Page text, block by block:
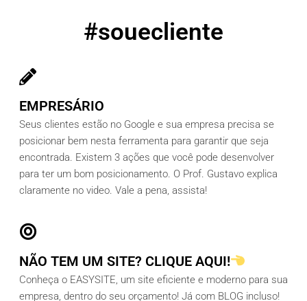
#souecliente
EMPRESÁRIO
Seus clientes estão no Google e sua empresa precisa se
posicionar bem nesta ferramenta para garantir que seja
encontrada. Existem 3 ações que você pode desenvolver
para ter um bom posicionamento. O Prof. Gustavo explica
claramente no video. Vale a pena, assista!
NÃO TEM UM SITE? CLIQUE AQUI!
Conheça o EASYSITE, um site eficiente e moderno para sua
empresa, dentro do seu orçamento! Já com BLOG incluso!
Olá, insira seus dados para continuar.
Nome
Número de celular